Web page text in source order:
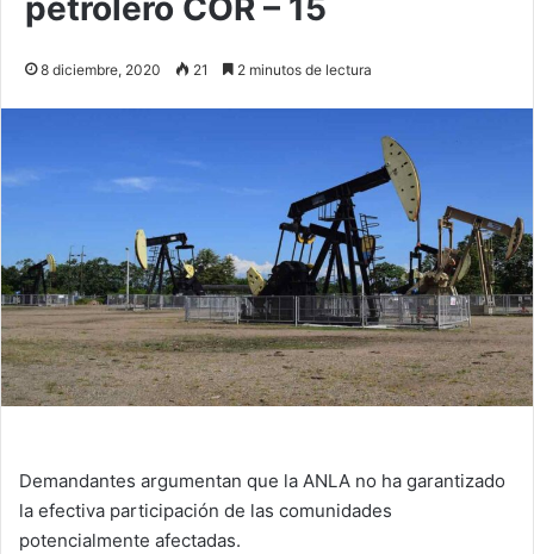
8 diciembre, 2020 21 2 minutos de lectura
Demandantes argumentan que la ANLA no ha garantizado
la efectiva participación de las comunidades
potencialmente afectadas.